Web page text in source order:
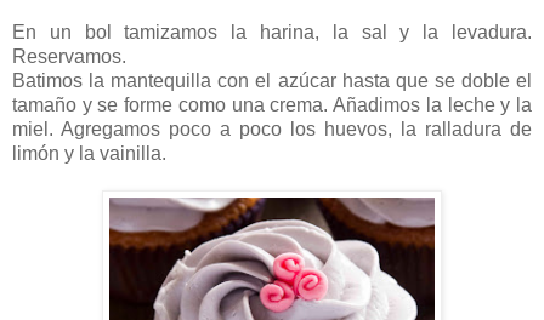
En un bol tamizamos la harina, la sal y la levadura.
Reservamos.
Batimos la mantequilla con el azúcar hasta que se doble el
tamaño y se forme como una crema. Añadimos la leche y la
miel. Agregamos poco a poco los huevos, la ralladura de
limón y la vainilla.